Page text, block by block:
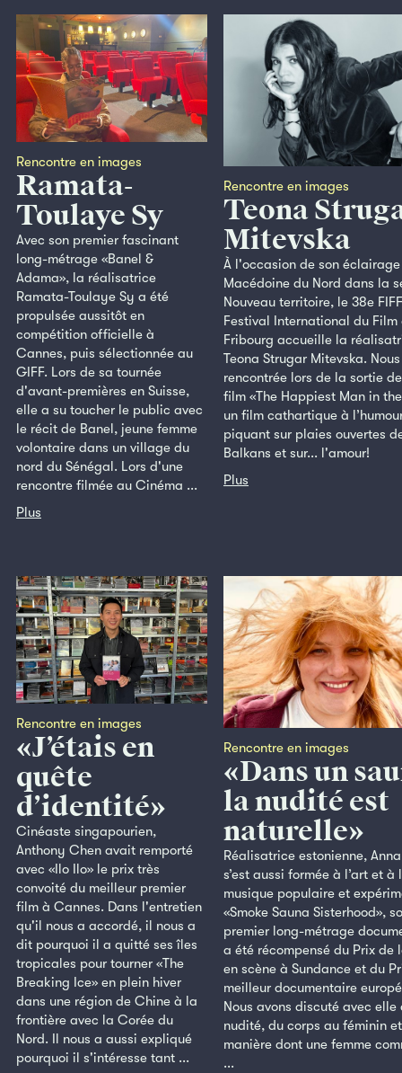
Rencontre en images
Ramata-
Toulaye Sy
Avec son premier fascinant
long-métrage «Banel &
Adama», la réalisatrice
Ramata-Toulaye Sy a été
propulsée aussitôt en
compétition officielle à
Cannes, puis sélectionnée au
GIFF. Lors de sa tournée
d'avant-premières en Suisse,
elle a su toucher le public avec
le récit de Banel, jeune femme
volontaire dans un village du
nord du Sénégal. Lors d'une
rencontre filmée au Cinéma ...
Plus
Rencontre en images
Teona
Mitevska
À l'occasion de son
Macédoine du Nord dans la
Nouveau territoire, le 38e
Festival International du Film
Fribourg accueille la
Teona Strugar Mitevska.
rencontrée lors de la sortie
film «The Happiest Man in
un film cathartique à
piquant sur plaies ouvertes
Balkans et sur... l'amour!
Plus
Rencontre en images
«J’étais en
quête
d’identité»
Cinéaste singapourien,
Anthony Chen avait remporté
avec «Ilo Ilo» le prix très
convoité du meilleur premier
film à Cannes. Dans l'entretien
qu'il nous a accordé, il nous a
dit pourquoi il a quitté ses îles
tropicales pour tourner «The
Breaking Ice» en plein hiver
dans une région de Chine à la
frontière avec la Corée du
Nord. Il nous a aussi expliqué
pourquoi il s'intéresse tant ...
Rencontre en images
«Dans un
la nudité est
naturelle»
Réalisatrice estonienne,
s’est aussi formée à l’art et à
musique populaire et
«Smoke Sauna Sisterhood»,
premier long-métrage
a été récompensé du Prix de
en scène à Sundance et du
meilleur documentaire
Nous avons discuté avec elle
nudité, du corps au féminin
manière dont une femme
...